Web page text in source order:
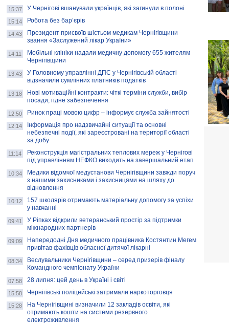
Золота тварина: видання Forbes
написало про чернігівця Патрона: хто і
скільки на ньому заробляє? І куди
витрачають?
15:37 У Чернігові вшанували українців, які загинули в полоні
15:14 Робота без бар’єрів
14:43
Президент присвоїв шістьом медикам Чернігівщини
звання «Заслужений лікар України»
14:11
Мобільні клініки надали медичну допомогу 655 жителям
Чернігівщини
13:43
У Головному управлінні ДПС у Чернігівській області
відзначили сумлінних платників податків
13:18
Нові мотиваційні контракти: чіткі терміни служби, вибір
посади, гідне забезпечення
12:50 Ринок праці мовою цифр – інформує служба зайнятості
12:14
Інформація про надзвичайні ситуації та основні
небезпечні події, які зареєстровані на території області
за добу
11:14
Реконструкція магістральних теплових мереж у Чернігові
під управлінням НЕФКО виходить на завершальний етап
10:34
Медики відомчої медустанови Чернігівщини завжди поруч
з нашими захисниками і захисницями на шляху до
відновлення
10:12
157 школярів отримають матеріальну допомогу за успіхи
у навчанні
09:41
У Ріпках відкрили ветеранський простір за підтримки
міжнародних партнерів
09:09
Напередодні Дня медичного працівника Костянтин Мегем
привітав фахівців обласної дитячої лікарні
08:34
Веслувальники Чернігівщини – серед призерів фіналу
Командного чемпіонату України
07:58 28 липня: цей день в Україні і світі
15:58 Чернігівські поліцейські затримали наркоторговця
15:28
На Чернігівщині визначили 12 закладів освіти, які
отримають кошти на системи резервного
електроживлення